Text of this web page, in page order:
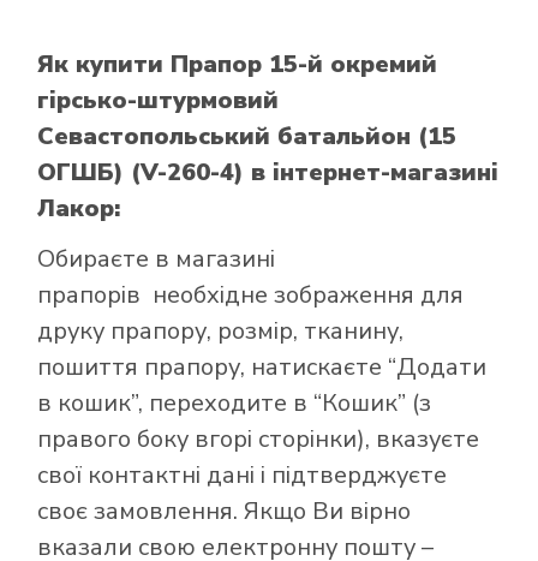
Як купити Прапор 15-й окремий
гірсько-штурмовий
Севастопольський батальйон (15
ОГШБ) (V-260-4) в інтернет-магазині
Лакор:
Обираєте в магазині
прапорів необхідне зображення для
друку прапору, розмір, тканину,
пошиття прапору, натискаєте “Додати
в кошик”, переходите в “Кошик” (з
правого боку вгорі сторінки), вказуєте
свої контактні дані і підтверджуєте
своє замовлення. Якщо Ви вірно
вказали свою електронну пошту –